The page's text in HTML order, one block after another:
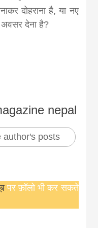
दोहराना है, या नए
देना है?
nepal
author's posts
पर फ़ॉलो भी कर सकते